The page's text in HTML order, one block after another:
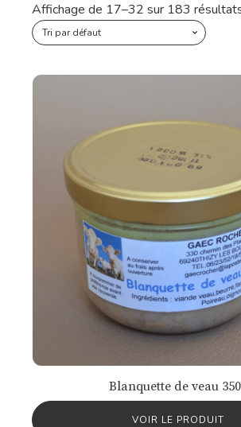
Affichage de 17–32 sur 183
Blanquette de veau
VOIR LE PRODUIT